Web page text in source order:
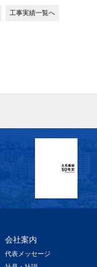
工事実績一覧へ
会社案内
代表メッセージ